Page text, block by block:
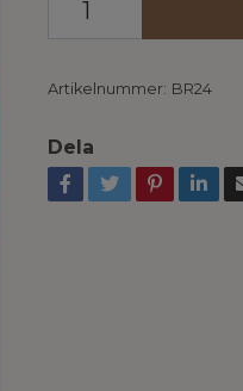
Artikelnummer: BR24
Dela